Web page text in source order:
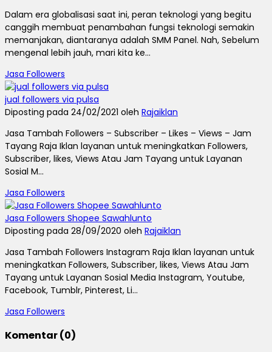
Dalam era globalisasi saat ini, peran teknologi yang begitu
canggih membuat penambahan fungsi teknologi semakin
memanjakan, diantaranya adalah SMM Panel. Nah, Sebelum
mengenal lebih jauh, mari kita ke...
Jasa Followers
jual followers via pulsa
Diposting pada 24/02/2021 oleh Rajaiklan
Jasa Tambah Followers – Subscriber – Likes – Views – Jam
Tayang Raja Iklan layanan untuk meningkatkan Followers,
Subscriber, likes, Views Atau Jam Tayang untuk Layanan
Sosial M...
Jasa Followers
Jasa Followers Shopee Sawahlunto
Diposting pada 28/09/2020 oleh Rajaiklan
Jasa Tambah Followers Instagram Raja Iklan layanan untuk
meningkatkan Followers, Subscriber, likes, Views Atau Jam
Tayang untuk Layanan Sosial Media Instagram, Youtube,
Facebook, Tumblr, Pinterest, Li...
Jasa Followers
Komentar (0)